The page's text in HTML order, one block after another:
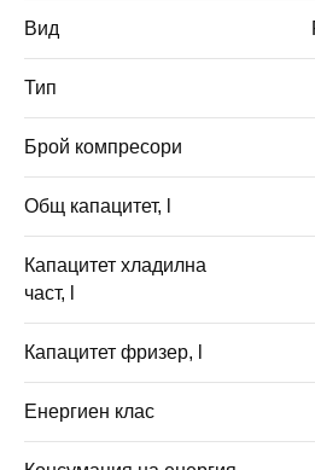
Вид
Тип
Брой компресори
Общ капацитет, l
Капацитет хладилна
част, l
Капацитет фризер, l
Енергиен клас